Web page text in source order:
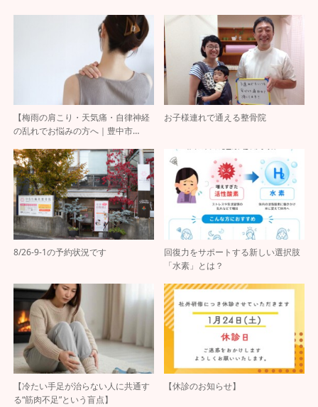
【梅雨の肩こり・天気痛・自律神経
の乱れでお悩みの方へ｜豊中市…
お子様連れで通える整骨院
8/26-9-1の予約状況です
回復力をサポートする新しい選択肢
「水素」とは？
【冷たい手足が治らない人に共通す
る“筋肉不足”という盲点】
【休診のお知らせ】